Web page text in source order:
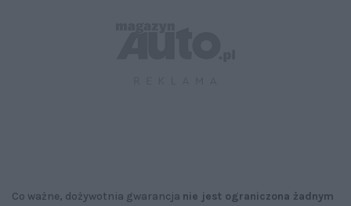
Co ważne, dożywotnia gwarancja nie jest ograniczona żadnym